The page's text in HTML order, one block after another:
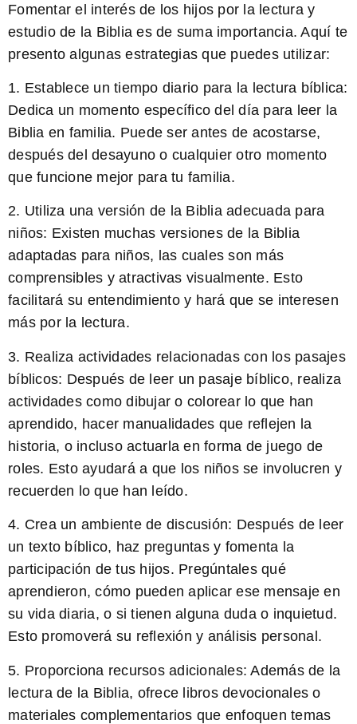
Fomentar el interés de los hijos por la lectura y
estudio de la Biblia es de suma importancia. Aquí te
presento algunas estrategias que puedes utilizar:
1. Establece un tiempo diario para la lectura bíblica:
Dedica un momento específico del día para leer la
Biblia en familia. Puede ser antes de acostarse,
después del desayuno o cualquier otro momento
que funcione mejor para tu familia.
2. Utiliza una versión de la Biblia adecuada para
niños: Existen muchas versiones de la Biblia
adaptadas para niños, las cuales son más
comprensibles y atractivas visualmente. Esto
facilitará su entendimiento y hará que se interesen
más por la lectura.
3. Realiza actividades relacionadas con los pasajes
bíblicos: Después de leer un pasaje bíblico, realiza
actividades como dibujar o colorear lo que han
aprendido, hacer manualidades que reflejen la
historia, o incluso actuarla en forma de juego de
roles. Esto ayudará a que los niños se involucren y
recuerden lo que han leído.
4. Crea un ambiente de discusión: Después de leer
un texto bíblico, haz preguntas y fomenta la
participación de tus hijos. Pregúntales qué
aprendieron, cómo pueden aplicar ese mensaje en
su vida diaria, o si tienen alguna duda o inquietud.
Esto promoverá su reflexión y análisis personal.
5. Proporciona recursos adicionales: Además de la
lectura de la Biblia, ofrece libros devocionales o
materiales complementarios que enfoquen temas